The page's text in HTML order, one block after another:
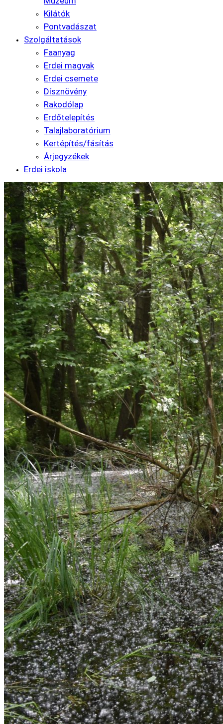
Kilátók
Pontvadászat
Szolgáltatások
Faanyag
Erdei magvak
Erdei csemete
Dísznövény
Rakodólap
Erdőtelepítés
Talajlaboratórium
Kertépítés/fásítás
Árjegyzékek
Erdei iskola